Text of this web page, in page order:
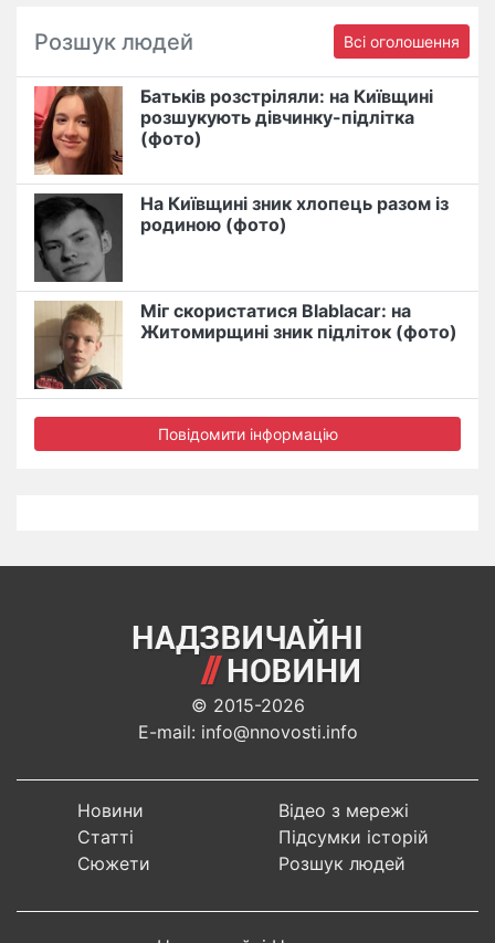
Розшук людей Всі оголошення
Батьків розстріляли: на Київщині
розшукують дівчинку-підлітка
(фото)
На Київщині зник хлопець разом із
родиною (фото)
Міг скористатися Blablacar: на
Житомирщині зник підліток (фото)
Повідомити інформацію
© 2015-2026
E-mail: info@nnovosti.info
Новини
Статті
Сюжети
Відео з мережі
Підсумки історій
Розшук людей